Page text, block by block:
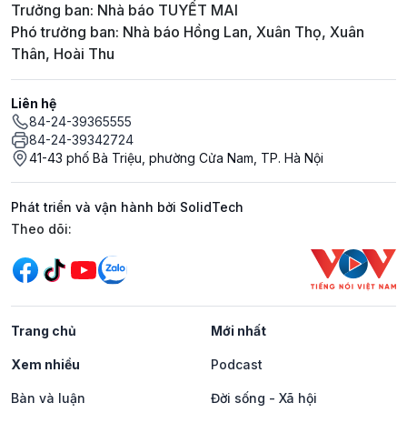
Trưởng ban: Nhà báo TUYẾT MAI
Phó trưởng ban: Nhà báo Hồng Lan, Xuân Thọ, Xuân
Thân, Hoài Thu
Liên hệ
84-24-39365555
84-24-39342724
41-43 phố Bà Triệu, phường Cửa Nam, TP. Hà Nội
Phát triển và vận hành bởi SolidTech
Mạng xã hội
Theo dõi:
Trang chủ Mới nhất
Xem nhiều Podcast
Bàn và luận Đời sống - Xã hội